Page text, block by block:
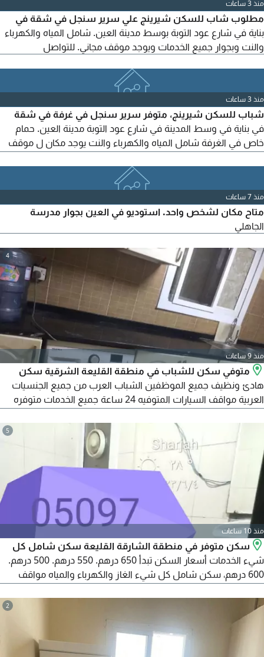
أو رباعيه ومتاح بارتنشات مقفوله للسقف ومميزه
منذ 3 ساعات
مطلوب شاب للسكن شيرينج علي سرير سنجل في شقة في
بناية في شارع عود التوبة بوسط مدينة العين. شامل المياه والكهرباء
والنت وبجوار جميع الخدمات ويوجد موقف مجاني. للتواصل
منذ 3 ساعات
شباب للسكن شيرينج، متوفر سرير سنجل في غرفة في شقة
في بناية في وسط المدينة في شارع عود التوبة مدينة العين. حمام
خاص في الغرفة شامل المياه والكهرباء والنت يوجد مكان ل موقف
منذ 7 ساعات
متاح مكان لشخص واحد. استوديو في العين بجوار مدرسة
الجاهلي
4
منذ 9 ساعات
متوفي سكن للشباب في منطقة القليعة الشرقية سكن
هادئ ونظيف جميع الموظفين الشباب العرب من جميع الجنسيات
العربية مواقف السيارات المتوفيه 24 ساعة جميع الخدمات متوفره
السيدات الشارقة خلف مستشفى السعودي الألماني خلف جمعية
السرير الدبل فوق علوي على 500 درهم السرير المفرد على 650 درهم
5
منذ 10 ساعات
سكن متوفر في منطقة الشارقة القليعة سكن شامل كل
شيء الخدمات أسعار السكن تبدأ 650 درهم. 550 درهم. 500 درهم.
600 درهم، سكن شامل كل شيء الغاز والكهرباء والمياه مواقف
السعودي الألماني خلف جمعية التعاونية خلف مستشفى الامارات
الأوروبي سكن هادي، ونظيف لكل الموظفين التواصل تكييف
المركزي كهرباء مياه غاز طبيعي انترنت سريع جميع الخدمات متوفرة
2